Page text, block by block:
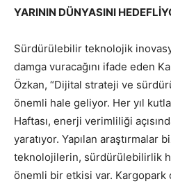
YARININ DÜNYASINI
Sürdürülebilir teknolojik
damga vuracağını ifade eden
Özkan, “Dijital strateji ve
önemli hale geliyor. Her yıl
Haftası, enerji verimliliği
yaratıyor. Yapılan araştırmalar
teknolojilerin, sürdürülebilirlik
önemli bir etkisi var. Kargopark